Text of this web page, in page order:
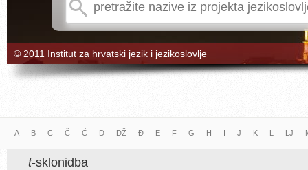
© 2011 Institut za hrvatski jezik i jezikoslovlje
A B C Č Ć D DŽ Đ E F G H I J K L LJ
t-sklonidba